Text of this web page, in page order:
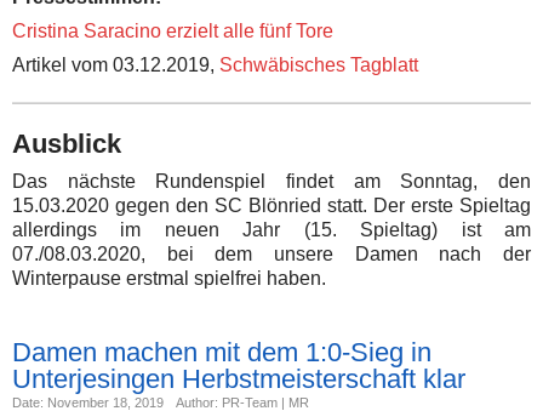
Cristina Saracino erzielt alle fünf Tore
Artikel vom 03.12.2019, Schwäbisches Tagblatt
Ausblick
Das nächste Rundenspiel findet am Sonntag, den
15.03.2020 gegen den SC Blönried statt. Der erste Spieltag
allerdings im neuen Jahr (15. Spieltag) ist am
07./08.03.2020, bei dem unsere Damen nach der
Winterpause erstmal spielfrei haben.
Damen machen mit dem 1:0-Sieg in
Unterjesingen Herbstmeisterschaft klar
Date: November 18, 2019 Author: PR-Team | MR